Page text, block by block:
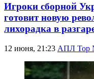
Игроки сборной
готовит новую
лихорадка в
12 июня, 21:23 АПЛ Top